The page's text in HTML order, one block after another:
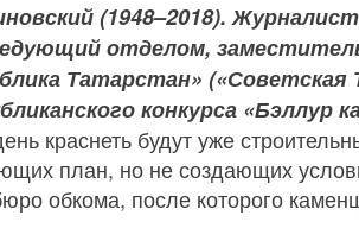
(1948–2018).
отделом,
Татарстан»
конкурса «Бэллур
краснеть будут уже
план, но не создающих
обкома, после которого